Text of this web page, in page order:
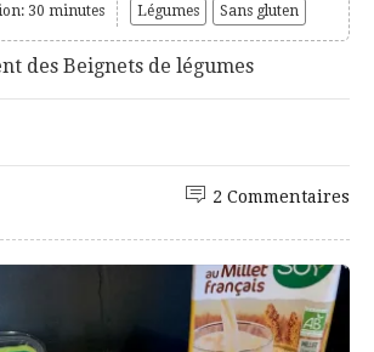
30 minutes Légumes Sans gluten
des Beignets de légumes
2 Commentaires